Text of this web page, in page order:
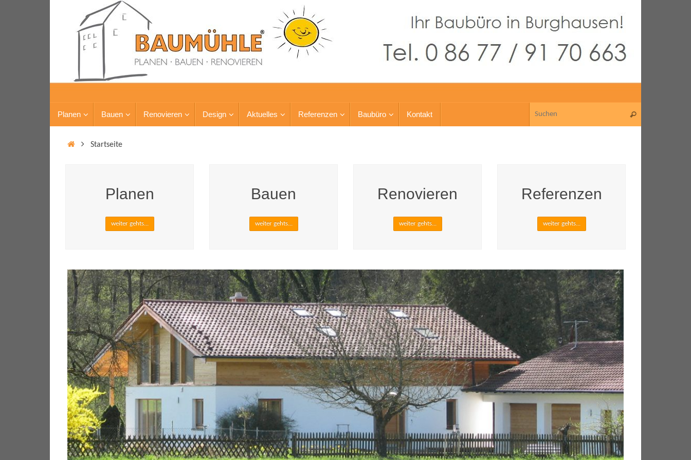
Planen Bauen Renovieren Design Aktuelles Referenzen Baubüro Kontakt
Startseite
Planen
weiter gehts...
Bauen
weiter gehts...
Renovieren
weiter gehts...
Referenzen
weiter gehts...